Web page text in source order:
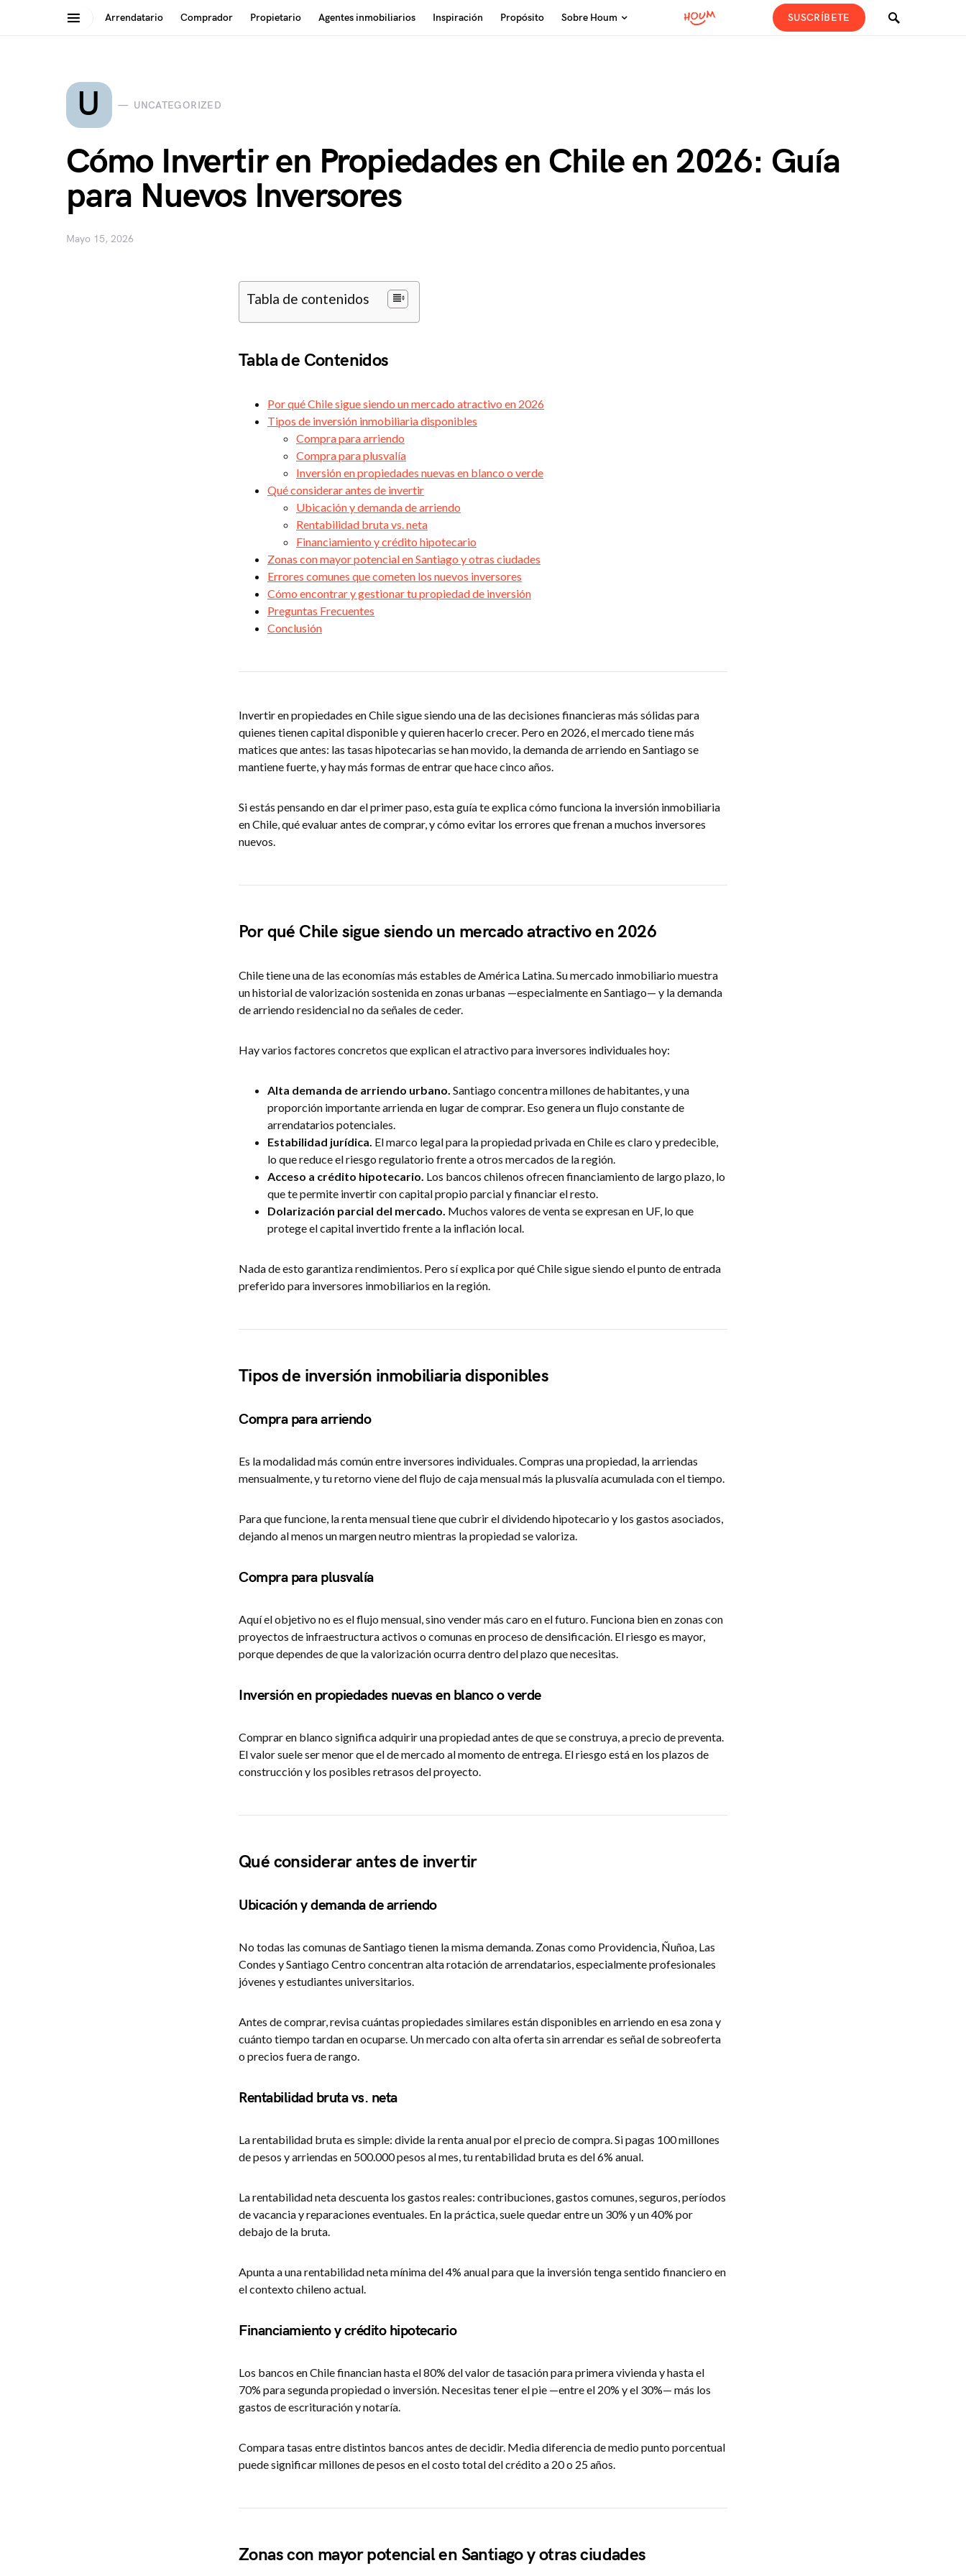
Arrendatario Comprador Propietario Agentes inmobiliarios Inspiración Propósito Sobre Houm SUSCRÍBETE
Search for:
U UNCATEGORIZED
Cómo Invertir en Propiedades en Chile en 2026: Guía
para Nuevos Inversores
Mayo 15, 2026
Tabla de contenidos
Tabla de Contenidos
Por qué Chile sigue siendo un mercado atractivo en 2026
Tipos de inversión inmobiliaria disponibles
Compra para arriendo
Compra para plusvalía
Inversión en propiedades nuevas en blanco o verde
Qué considerar antes de invertir
Ubicación y demanda de arriendo
Rentabilidad bruta vs. neta
Financiamiento y crédito hipotecario
Zonas con mayor potencial en Santiago y otras ciudades
Errores comunes que cometen los nuevos inversores
Cómo encontrar y gestionar tu propiedad de inversión
Preguntas Frecuentes
Conclusión
Invertir en propiedades en Chile sigue siendo una de las decisiones financieras más sólidas para
quienes tienen capital disponible y quieren hacerlo crecer. Pero en 2026, el mercado tiene más
matices que antes: las tasas hipotecarias se han movido, la demanda de arriendo en Santiago se
mantiene fuerte, y hay más formas de entrar que hace cinco años.
Si estás pensando en dar el primer paso, esta guía te explica cómo funciona la inversión inmobiliaria
en Chile, qué evaluar antes de comprar, y cómo evitar los errores que frenan a muchos inversores
nuevos.
Por qué Chile sigue siendo un mercado atractivo en 2026
Chile tiene una de las economías más estables de América Latina. Su mercado inmobiliario muestra
un historial de valorización sostenida en zonas urbanas —especialmente en Santiago— y la demanda
de arriendo residencial no da señales de ceder.
Hay varios factores concretos que explican el atractivo para inversores individuales hoy:
Alta demanda de arriendo urbano. Santiago concentra millones de habitantes, y una
proporción importante arrienda en lugar de comprar. Eso genera un flujo constante de
arrendatarios potenciales.
Estabilidad jurídica. El marco legal para la propiedad privada en Chile es claro y predecible,
lo que reduce el riesgo regulatorio frente a otros mercados de la región.
Acceso a crédito hipotecario. Los bancos chilenos ofrecen financiamiento de largo plazo, lo
que te permite invertir con capital propio parcial y financiar el resto.
Dolarización parcial del mercado. Muchos valores de venta se expresan en UF, lo que
protege el capital invertido frente a la inflación local.
Nada de esto garantiza rendimientos. Pero sí explica por qué Chile sigue siendo el punto de entrada
preferido para inversores inmobiliarios en la región.
Tipos de inversión inmobiliaria disponibles
Compra para arriendo
Es la modalidad más común entre inversores individuales. Compras una propiedad, la arriendas
mensualmente, y tu retorno viene del flujo de caja mensual más la plusvalía acumulada con el tiempo.
Para que funcione, la renta mensual tiene que cubrir el dividendo hipotecario y los gastos asociados,
dejando al menos un margen neutro mientras la propiedad se valoriza.
Compra para plusvalía
Aquí el objetivo no es el flujo mensual, sino vender más caro en el futuro. Funciona bien en zonas con
proyectos de infraestructura activos o comunas en proceso de densificación. El riesgo es mayor,
porque dependes de que la valorización ocurra dentro del plazo que necesitas.
Inversión en propiedades nuevas en blanco o verde
Comprar en blanco significa adquirir una propiedad antes de que se construya, a precio de preventa.
El valor suele ser menor que el de mercado al momento de entrega. El riesgo está en los plazos de
construcción y los posibles retrasos del proyecto.
Qué considerar antes de invertir
Ubicación y demanda de arriendo
No todas las comunas de Santiago tienen la misma demanda. Zonas como Providencia, Ñuñoa, Las
Condes y Santiago Centro concentran alta rotación de arrendatarios, especialmente profesionales
jóvenes y estudiantes universitarios.
Antes de comprar, revisa cuántas propiedades similares están disponibles en arriendo en esa zona y
cuánto tiempo tardan en ocuparse. Un mercado con alta oferta sin arrendar es señal de sobreoferta
o precios fuera de rango.
Rentabilidad bruta vs. neta
La rentabilidad bruta es simple: divide la renta anual por el precio de compra. Si pagas 100 millones
de pesos y arriendas en 500.000 pesos al mes, tu rentabilidad bruta es del 6% anual.
La rentabilidad neta descuenta los gastos reales: contribuciones, gastos comunes, seguros, períodos
de vacancia y reparaciones eventuales. En la práctica, suele quedar entre un 30% y un 40% por
debajo de la bruta.
Apunta a una rentabilidad neta mínima del 4% anual para que la inversión tenga sentido financiero en
el contexto chileno actual.
Financiamiento y crédito hipotecario
Los bancos en Chile financian hasta el 80% del valor de tasación para primera vivienda y hasta el
70% para segunda propiedad o inversión. Necesitas tener el pie —entre el 20% y el 30%— más los
gastos de escrituración y notaría.
Compara tasas entre distintos bancos antes de decidir. Media diferencia de medio punto porcentual
puede significar millones de pesos en el costo total del crédito a 20 o 25 años.
Zonas con mayor potencial en Santiago y otras ciudades